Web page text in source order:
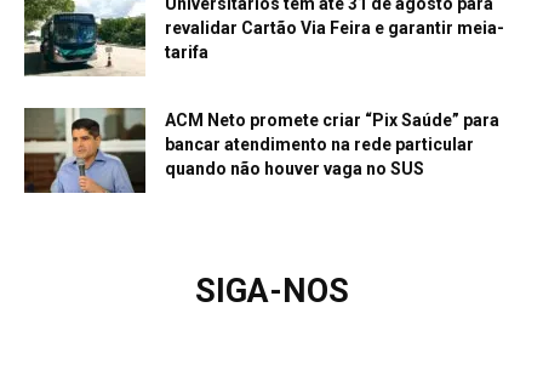
Universitários têm até 31 de agosto para
revalidar Cartão Via Feira e garantir meia-
tarifa
ACM Neto promete criar “Pix Saúde” para
bancar atendimento na rede particular
quando não houver vaga no SUS
SIGA-NOS